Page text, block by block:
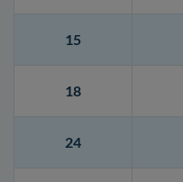
15
18
24